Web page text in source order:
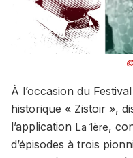
À l’occasion du Festival de Cannes, le podcast
historique « Zistoir »,
l’application La 1ère,
d’épisodes à trois